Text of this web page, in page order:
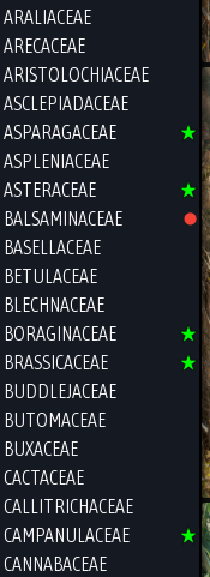
ARALIACEAE
ARECACEAE
ARISTOLOCHIACEAE
ASCLEPIADACEAE
ASPARAGACEAE
ASPLENIACEAE
ASTERACEAE
BALSAMINACEAE
BASELLACEAE
BETULACEAE
BLECHNACEAE
BORAGINACEAE
BRASSICACEAE
BUDDLEJACEAE
BUTOMACEAE
BUXACEAE
CACTACEAE
CALLITRICHACEAE
CAMPANULACEAE
CANNABACEAE